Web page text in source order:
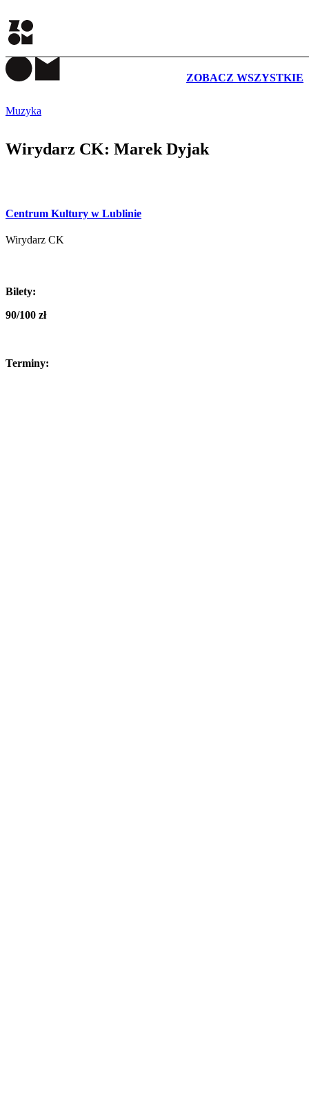
ZOBACZ WSZYSTKIE
Muzyka
Wirydarz CK: Marek Dyjak
Centrum Kultury w Lublinie
Wirydarz CK
Bilety:
90/100 zł
Terminy: